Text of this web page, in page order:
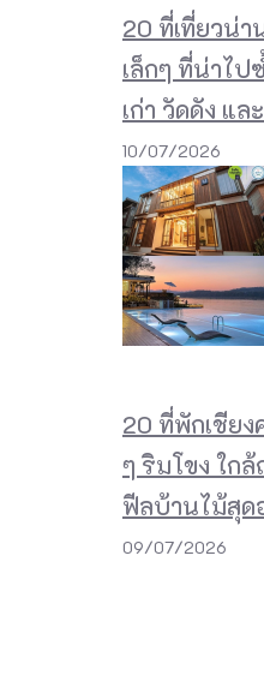
20 ที่เที่ยวน่า
เล็กๆ ที่น่าไป
เก่า วัดดัง แล
10/07/2026
20 ที่พักเชีย
ๆ ริมโขง ใก
ฟีลบ้านไม้สุด
09/07/2026